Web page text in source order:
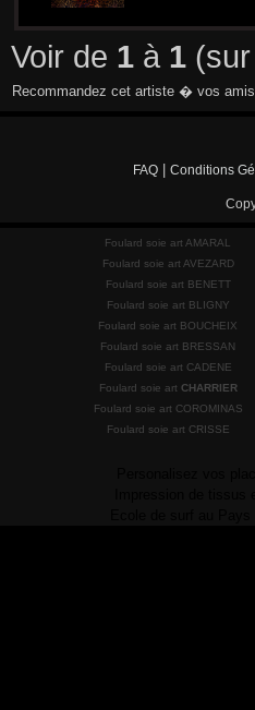
Voir de 1 à 1
Recommandez cet artiste � vos
FAQ Conditions
Foulard soie art AMARAL
Foulard soie art AVEZARD
Foulard soie art BENETT
Foulard soie art BLIGNY
Foulard soie art BOUCHEIX
Foulard soie art BRESSAN
Foulard soie art CADENE
Foulard soie art CHARRIER
Foulard soie art COROMINAS
Foulard soie art CRISSE